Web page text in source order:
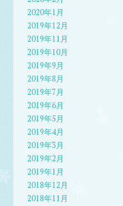
2020年1月
2019年12月
2019年11月
2019年10月
2019年9月
2019年8月
2019年7月
2019年6月
2019年5月
2019年4月
2019年3月
2019年2月
2019年1月
2018年12月
2018年11月